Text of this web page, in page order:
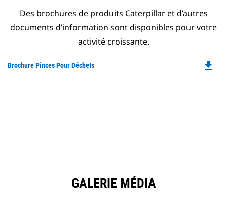
Des brochures de produits Caterpillar et d’autres
documents d’information sont disponibles pour votre
activité croissante.
Brochure Pinces Pour Déchets file_download
GALERIE MÉDIA